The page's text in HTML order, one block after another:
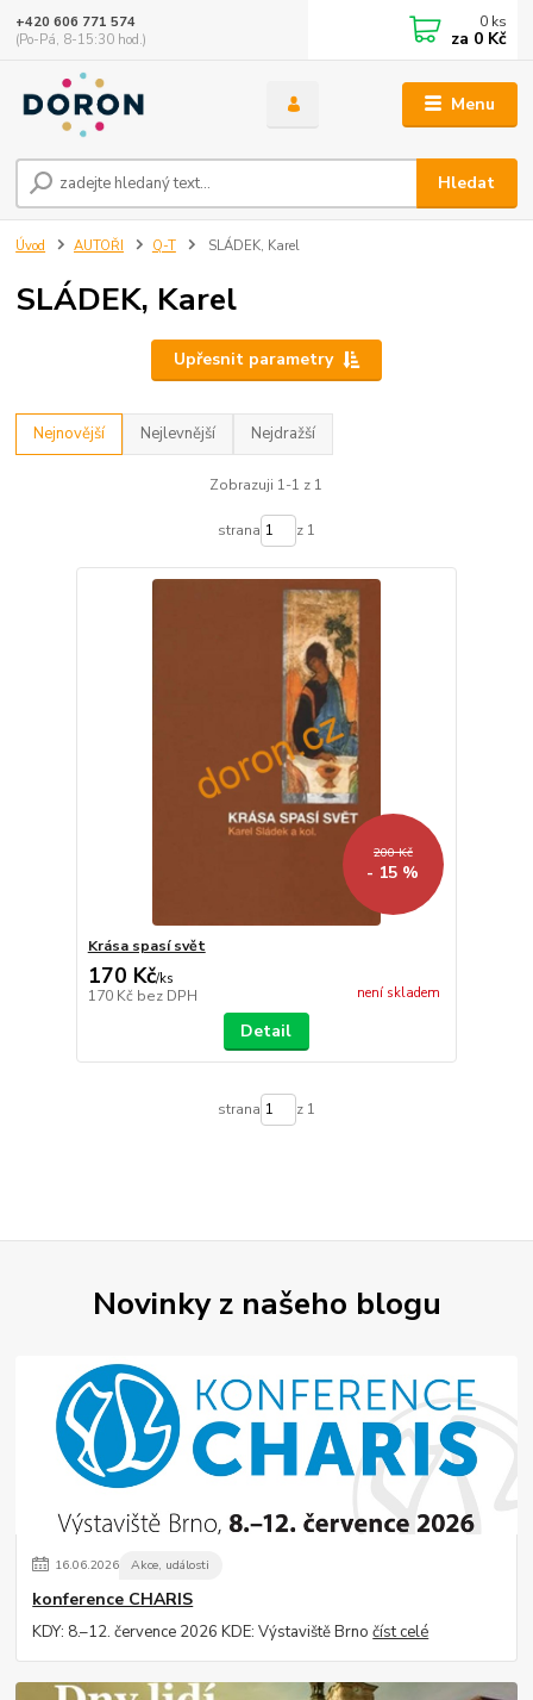
Menu
Hledat
+420 606 771 574
(Po-Pá, 8-15:30 hod.)
0 ks
za 0 Kč
Úvod AUTOŘI Q-T SLÁDEK, Karel
SLÁDEK, Karel
Upřesnit parametry
Nejnovější Nejlevnější Nejdražší
Zobrazuji 1-1 z 1
strana z 1
200 Kč
- 15 %
Krása spasí svět
170 Kč/ks
170 Kč bez DPH není skladem
Detail
strana z 1
Novinky z našeho blogu
16.06.2026 Akce, události
konference CHARIS
KDY: 8.–12. července 2026 KDE: Výstaviště Brnočíst celé